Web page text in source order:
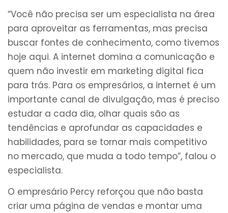
“Você não precisa ser um especialista na área
para aproveitar as ferramentas, mas precisa
buscar fontes de conhecimento, como tivemos
hoje aqui. A internet domina a comunicação e
quem não investir em marketing digital fica
para trás. Para os empresários, a internet é um
importante canal de divulgação, mas é preciso
estudar a cada dia, olhar quais são as
tendências e aprofundar as capacidades e
habilidades, para se tornar mais competitivo
no mercado, que muda a todo tempo”, falou o
especialista.
O empresário Percy reforçou que não basta
criar uma página de vendas e montar uma